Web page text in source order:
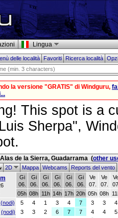
Lingua
delle localitàFavoritiRicerca località
la versione "GRATIS" di Windguru,
This spot is a
Sherpa",
de la Sierra, Guadarrama (other
2D MappaWebcamsReports del vento
Gi
06.
Gi
06.
Gi
06.
Gi
06.
Gi
06.
Gi
06.
Ve
07.
Ve
07.
05h 08h 11h 14h 17h 20h 05h 08h
(nodi) 5 4 1 3 4 7 3 3
4
(nodi) 3 3 2 6 7 7 4 4
5